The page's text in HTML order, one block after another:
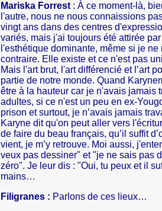
Mariska Forrest : À ce moment-là,
l'autre, nous ne nous connaissions
vingt ans dans des centres
variés, mais j'ai toujours été attirée
l'esthétique dominante, même si je
contraire. Elle existe et ce n'est pas
Mais l'art brut, l'art différencié et l’art
partie de notre monde. Quand
être à la hauteur car je n'avais jamais
adultes, si ce n'est un peu en ex-
prison et surtout, je n’avais jamais
Karyne dit qu'on peut aller vers
de faire du beau français, qu’il suffit
vient, je m’y retrouve. Moi aussi,
veux pas dessiner" et "je ne sais pas
zéro". Je leur dis : "Oui, tu peux et il
mains…
Filigranes : Parlons de ces lieux…